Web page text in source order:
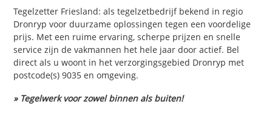
Tegelzetter Friesland: als tegelzetbedrijf bekend in regio
Dronryp voor duurzame oplossingen tegen een voordelige
prijs. Met een ruime ervaring, scherpe prijzen en snelle
service zijn de vakmannen het hele jaar door actief. Bel
direct als u woont in het verzorgingsgebied Dronryp met
postcode(s) 9035 en omgeving.
» Tegelwerk voor zowel binnen als buiten!